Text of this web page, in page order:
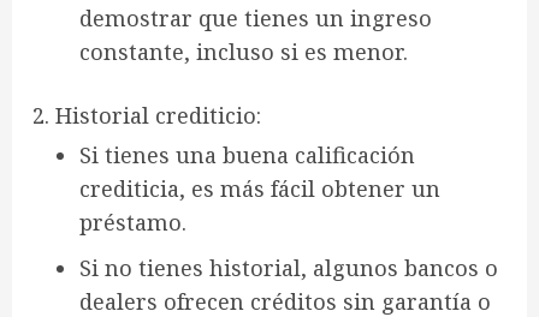
demostrar que tienes un ingreso
constante, incluso si es menor.
Historial crediticio:
Si tienes una buena calificación
crediticia, es más fácil obtener un
préstamo.
Si no tienes historial, algunos bancos o
dealers ofrecen créditos sin garantía o